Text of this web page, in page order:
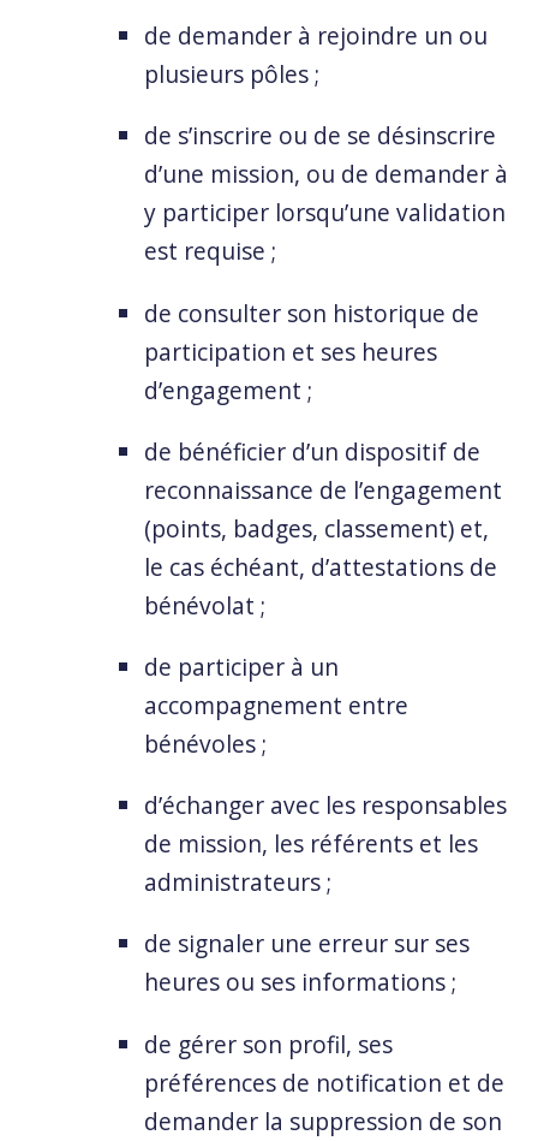
de demander à rejoindre un ou
plusieurs pôles ;
de s’inscrire ou de se désinscrire
d’une mission, ou de demander à
y participer lorsqu’une validation
est requise ;
de consulter son historique de
participation et ses heures
d’engagement ;
de bénéficier d’un dispositif de
reconnaissance de l’engagement
(points, badges, classement) et,
le cas échéant, d’attestations de
bénévolat ;
de participer à un
accompagnement entre
bénévoles ;
d’échanger avec les responsables
de mission, les référents et les
administrateurs ;
de signaler une erreur sur ses
heures ou ses informations ;
de gérer son profil, ses
préférences de notification et de
demander la suppression de son